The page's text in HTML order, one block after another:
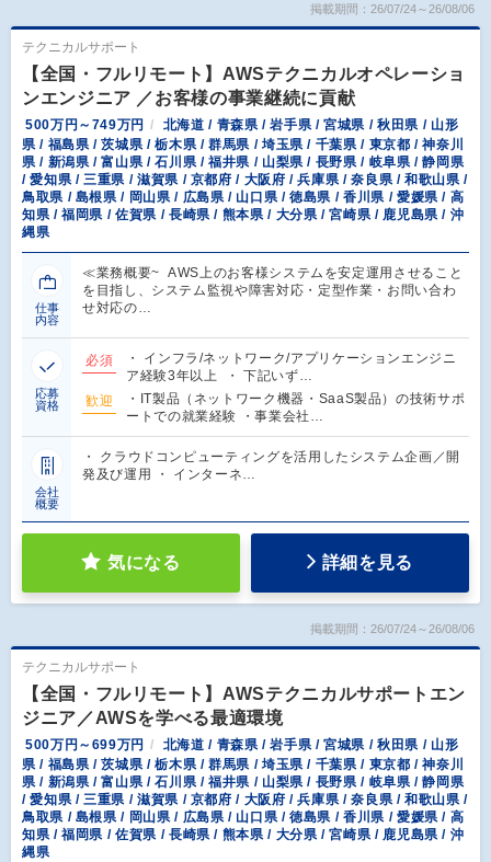
掲載期間：26/07/24～26/08/06
テクニカルサポート
【全国・フルリモート】AWSテクニカルオペレーショ
ンエンジニア ／お客様の事業継続に貢献
500万円～749万円
北海道 / 青森県 / 岩手県 / 宮城県 / 秋田県 / 山形
県 / 福島県 / 茨城県 / 栃木県 / 群馬県 / 埼玉県 / 千葉県 / 東京都 / 神奈川
県 / 新潟県 / 富山県 / 石川県 / 福井県 / 山梨県 / 長野県 / 岐阜県 / 静岡県
/ 愛知県 / 三重県 / 滋賀県 / 京都府 / 大阪府 / 兵庫県 / 奈良県 / 和歌山県 /
鳥取県 / 島根県 / 岡山県 / 広島県 / 山口県 / 徳島県 / 香川県 / 愛媛県 / 高
知県 / 福岡県 / 佐賀県 / 長崎県 / 熊本県 / 大分県 / 宮崎県 / 鹿児島県 / 沖
縄県
仕事
内容
≪業務概要~ AWS上のお客様システムを安定運用させること
を目指し、システム監視や障害対応・定型作業・お問い合わ
せ対応の…
応募
資格
必須
・ インフラ/ネットワーク/アプリケーションエンジニ
ア経験3年以上 ・ 下記いず…
歓迎
・IT製品（ネットワーク機器・SaaS製品）の技術サポ
ートでの就業経験 ・事業会社…
会社
概要
・ クラウドコンピューティングを活用したシステム企画／開
発及び運用 ・ インターネ…
気になる 詳細を見る
掲載期間：26/07/24～26/08/06
テクニカルサポート
【全国・フルリモート】AWSテクニカルサポートエン
ジニア／AWSを学べる最適環境
500万円～699万円
北海道 / 青森県 / 岩手県 / 宮城県 / 秋田県 / 山形
県 / 福島県 / 茨城県 / 栃木県 / 群馬県 / 埼玉県 / 千葉県 / 東京都 / 神奈川
県 / 新潟県 / 富山県 / 石川県 / 福井県 / 山梨県 / 長野県 / 岐阜県 / 静岡県
/ 愛知県 / 三重県 / 滋賀県 / 京都府 / 大阪府 / 兵庫県 / 奈良県 / 和歌山県 /
鳥取県 / 島根県 / 岡山県 / 広島県 / 山口県 / 徳島県 / 香川県 / 愛媛県 / 高
知県 / 福岡県 / 佐賀県 / 長崎県 / 熊本県 / 大分県 / 宮崎県 / 鹿児島県 / 沖
縄県